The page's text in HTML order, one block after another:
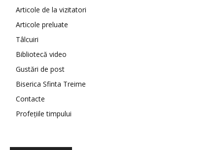
Articole de la vizitatori
Articole preluate
Tâlcuiri
Bibliotecă video
Gustări de post
Biserica Sfinta Treime
Contacte
Profețiile timpului